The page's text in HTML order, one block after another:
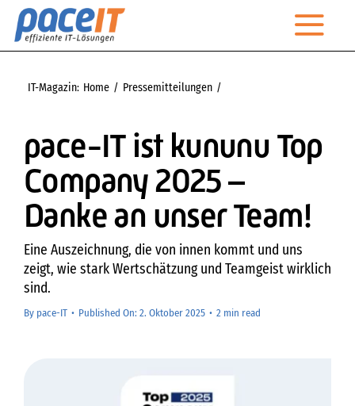
Zum
Inhalt
Leistungen
Managed Services
IT-Magazin
Kontakt
Technischer Support
IT-Magazin: Home
Pressemitteilungen
pace-IT ist kununu Top
Company 2025 –
Danke an unser Team!
Eine Auszeichnung, die von innen kommt und uns
zeigt, wie stark Wertschätzung und Teamgeist wirklich
sind.
By pace-IT • Published On: 2. Oktober 2025 • 2 min read